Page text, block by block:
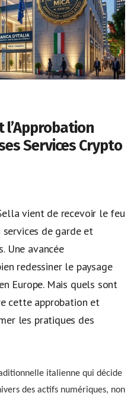
l’Approbation
Services Crypto
vient de recevoir le feu
de garde et
Une avancée
redessiner le paysage
Europe. Mais quels sont
cette approbation et
les pratiques des
italienne qui décide
des actifs numériques, non